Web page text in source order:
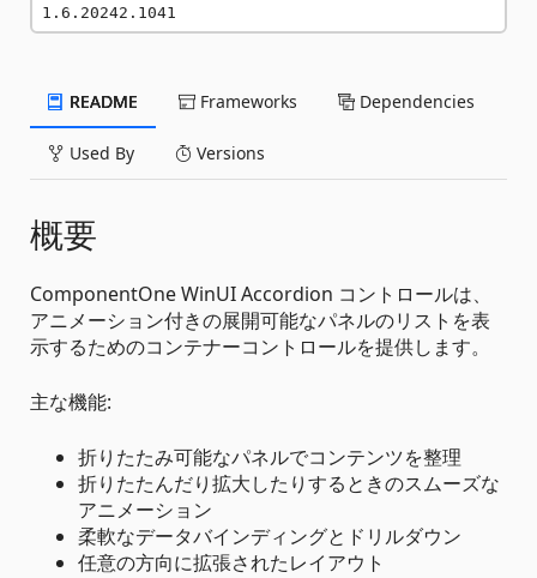
1.6.20242.1041
README Frameworks Dependencies
Used By Versions
概要
ComponentOne WinUI Accordion コントロールは、
アニメーション付きの展開可能なパネルのリストを表
示するためのコンテナーコントロールを提供します。
主な機能:
折りたたみ可能なパネルでコンテンツを整理
折りたたんだり拡大したりするときのスムーズな
アニメーション
柔軟なデータバインディングとドリルダウン
任意の方向に拡張されたレイアウト